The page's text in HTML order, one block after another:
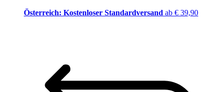
Österreich: Kostenloser Standardversand ab € 39,90